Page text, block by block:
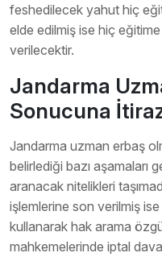
feshedilecek yahut hiç
elde edilmiş ise hiç
verilecektir.
Jandarma
Sonucuna
Jandarma uzman erbaş
belirlediği bazı aşamaları
aranacak nitelikleri
işlemlerine son verilmiş
kullanarak hak arama
mahkemelerinde iptal